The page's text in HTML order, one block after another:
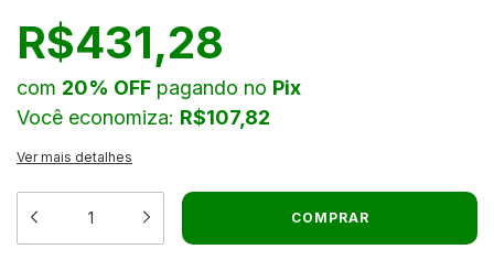
R$431,28
com 20% OFF pagando no Pix
Você economiza: R$107,82
Ver mais detalhes